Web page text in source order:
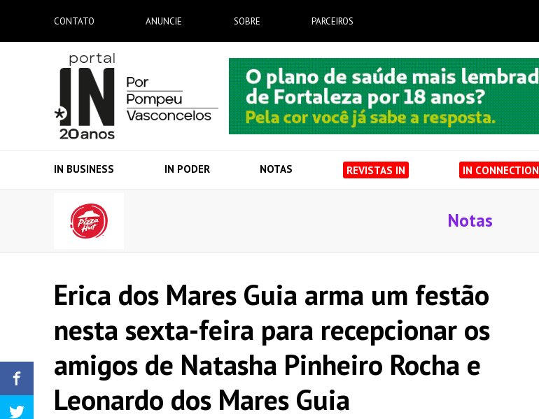
CONTATO ANUNCIE SOBRE PARCEIROS
IN BUSINESS IN PODER NOTAS REVISTAS IN IN CONNECTION
Notas
Erica dos Mares Guia arma um festão
nesta sexta-feira para recepcionar os
amigos de Natasha Pinheiro Rocha e
Leonardo dos Mares Guia